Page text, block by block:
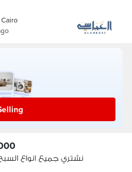
نشتري جميع انواع